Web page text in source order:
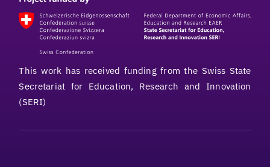
This work has received funding from the Swiss State
Secretariat for Education, Research and Innovation
(SERI)